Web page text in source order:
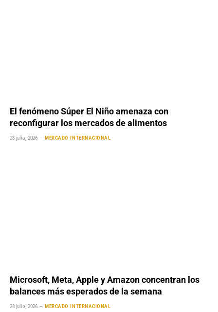
El fenómeno Súper El Niño amenaza con
reconfigurar los mercados de alimentos
28 julio, 2026 MERCADO INTERNACIONAL
Microsoft, Meta, Apple y Amazon concentran los
balances más esperados de la semana
28 julio, 2026 MERCADO INTERNACIONAL